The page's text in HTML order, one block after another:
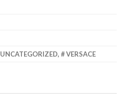
UNCATEGORIZED, VERSACE